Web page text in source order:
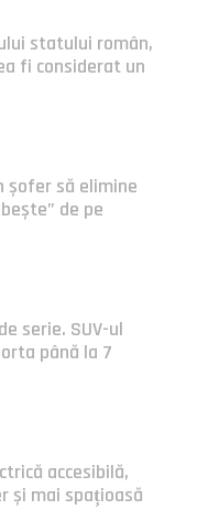
statului român,
fi considerat un
șofer să elimine
de pe
serie. SUV-ul
până la 7
accesibilă,
și mai spațioasă